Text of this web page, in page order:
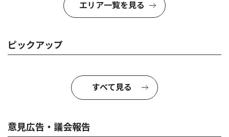
エリア一覧を見る
ピックアップ
すべて見る
意見広告・議会報告